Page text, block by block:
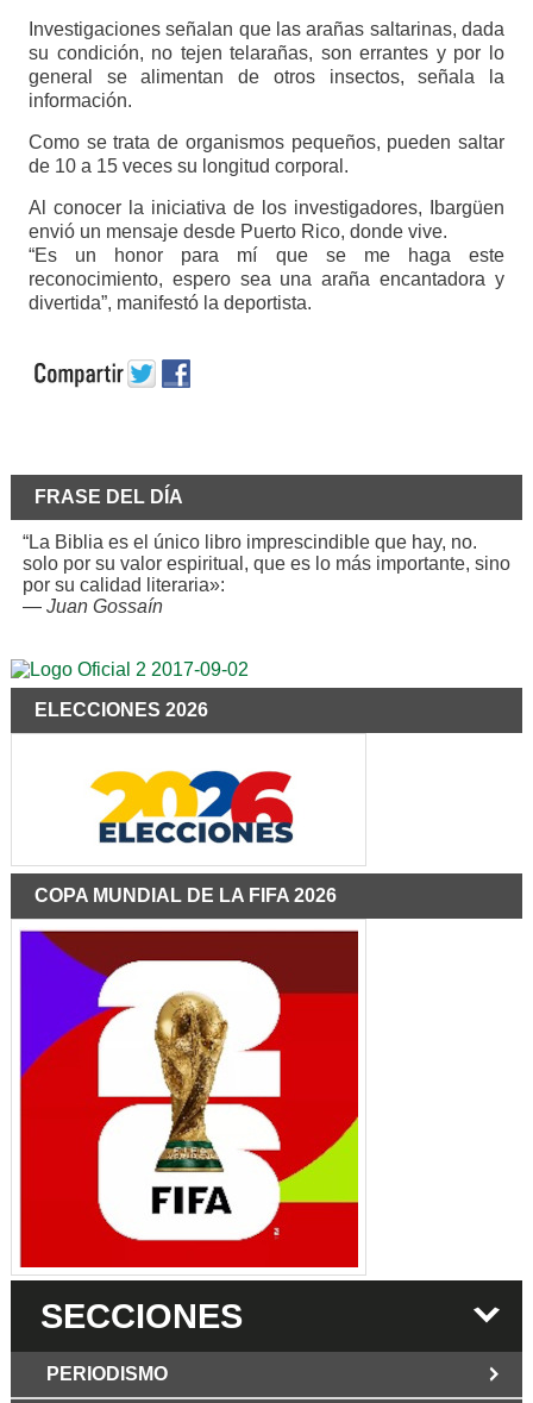
Investigaciones señalan que las arañas saltarinas, dada
su condición, no tejen telarañas, son errantes y por lo
general se alimentan de otros insectos, señala la
información.
Como se trata de organismos pequeños, pueden saltar
de 10 a 15 veces su longitud corporal.
Al conocer la iniciativa de los investigadores, Ibargüen
envió un mensaje desde Puerto Rico, donde vive.
“Es un honor para mí que se me haga este
reconocimiento, espero sea una araña encantadora y
divertida”, manifestó la deportista.
FRASE DEL DÍA
“La Biblia es el único libro imprescindible que hay, no.
solo por su valor espiritual, que es lo más importante, sino
por su calidad literaria»:
— Juan Gossaín
ELECCIONES 2026
COPA MUNDIAL DE LA FIFA 2026
SECCIONES
PERIODISMO